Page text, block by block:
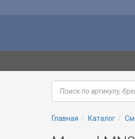
Главная Каталог